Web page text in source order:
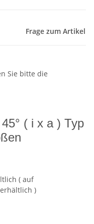
Frage zum Artikel
Sie bitte die
( i x a ) Typ
( auf
)